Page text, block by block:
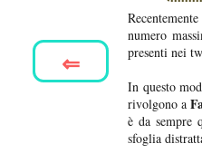
Recentemente
numero
presenti nei
In questo
rivolgono a
è da sempre
sfoglia
⇐